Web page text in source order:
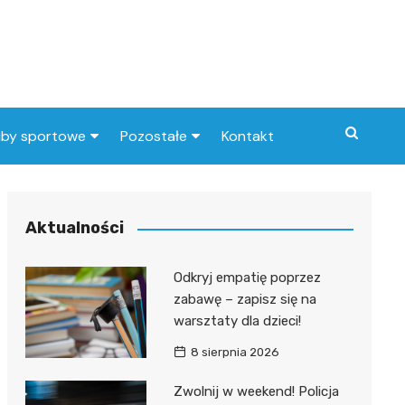
sportowe
piłkarski
Pozostałe Kontakt
Aktualności
Odkryj empatię poprzez
zabawę – zapisz się na
warsztaty dla dzieci!
8 sierpnia 2026
Zwolnij w weekend! Policja